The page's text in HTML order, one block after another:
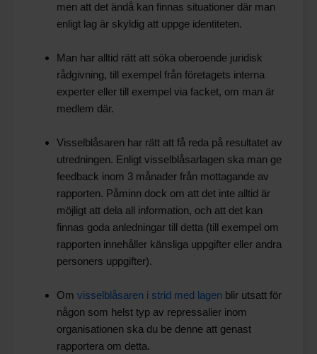
men att det ändå kan finnas situationer där man
enligt lag är skyldig att uppge identiteten.
Man har alltid rätt att söka oberoende juridisk
rådgivning, till exempel från företagets interna
experter eller till exempel via facket, om man är
medlem där.
Visselblåsaren har rätt att få reda på resultatet av
utredningen. Enligt visselblåsarlagen ska man ge
feedback inom 3 månader från mottagande av
rapporten. Påminn dock om att det inte alltid är
möjligt att dela all information, och att det kan
finnas goda anledningar till detta (till exempel om
rapporten innehåller känsliga uppgifter eller andra
personers uppgifter).
Om visselblåsaren i strid med lagen blir utsatt för
någon som helst typ av repressalier inom
organisationen ska du be denne att genast
rapportera om detta.